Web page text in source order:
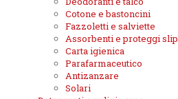
Cotone e bastoncini
Fazzoletti e salviette
Assorbenti e proteggi slip
Carta igienica
Parafarmaceutico
Antizanzare
Solari